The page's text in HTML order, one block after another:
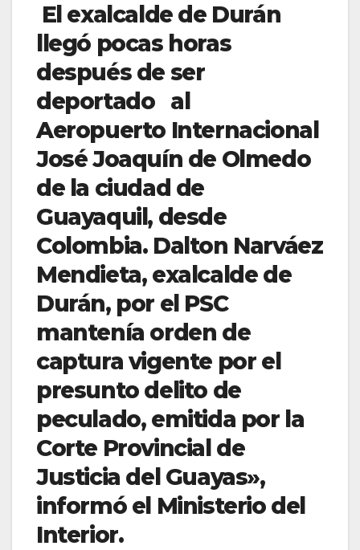
El exalcalde de Durán
llegó pocas horas
después de ser
deportado al
Aeropuerto Internacional
José Joaquín de Olmedo
de la ciudad de
Guayaquil, desde
Colombia. Dalton Narváez
Mendieta, exalcalde de
Durán, por el PSC
mantenía orden de
captura vigente por el
presunto delito de
peculado, emitida por la
Corte Provincial de
Justicia del Guayas»,
informó el Ministerio del
Interior.